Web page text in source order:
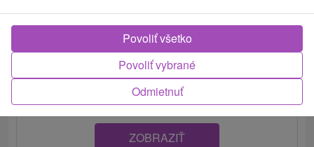
Uninova Hostel Bratislava Rača
Bratislava - Rača
Súkromný internát v bratislavskej mestskej časti Rača je
účelovým zariadením a zabezpečuje ubytovanie...
ZOBRAZIŤ
Odmietnuť
Povoliť vybrané
Povoliť všetko